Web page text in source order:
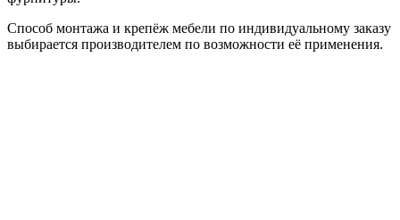
Способ монтажа и крепёж мебели по индивидуальному заказу
выбирается производителем по возможности её применения.